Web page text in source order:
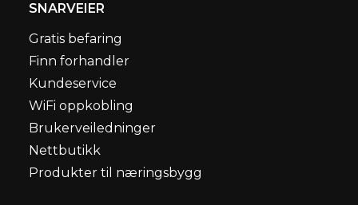
SNARVEIER
Gratis befaring
Finn forhandler
Kundeservice
WiFi oppkobling
Brukerveiledninger
Nettbutikk
Produkter til næringsbygg